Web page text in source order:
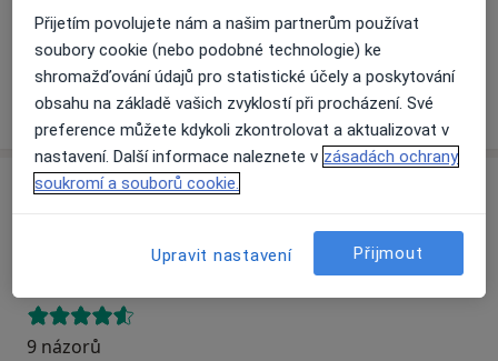
Na teto adrese lékař přijímá pacienty na pojišťovnu
Detaily
Víceo adrese
Názory
Přidejte svůj názor
9 názorů
Přijetím povolujete nám a našim partnerům používat
soubory cookie (nebo podobné technologie) ke
shromažďování údajů pro statistické účely a poskytování
obsahu na základě vašich zvyklostí při procházení. Své
preference můžete kdykoli zkontrolovat a aktualizovat v
nastavení. Další informace naleznete v zásadách ochrany
soukromí a souborů cookie.
Upravit nastavení Přijmout